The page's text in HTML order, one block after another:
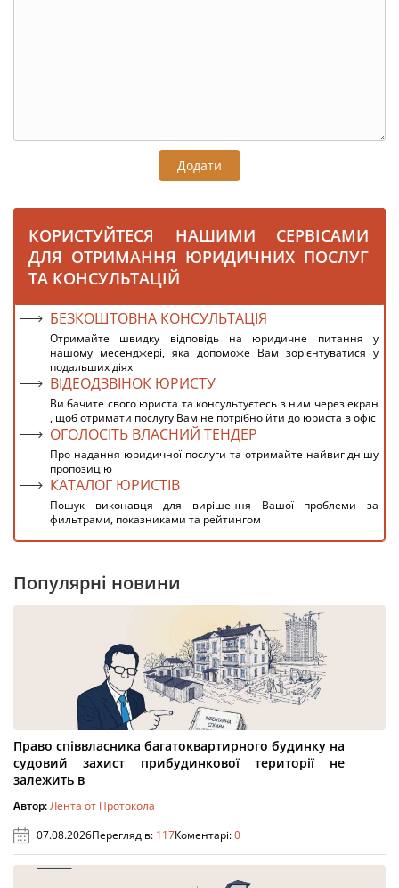
Додати
КОРИСТУЙТЕСЯ НАШИМИ СЕРВІСАМИ
ДЛЯ ОТРИМАННЯ ЮРИДИЧНИХ ПОСЛУГ
ТА КОНСУЛЬТАЦІЙ
БЕЗКОШТОВНА КОНСУЛЬТАЦІЯ
Отримайте швидку відповідь на юридичне питання у
нашому месенджері, яка допоможе Вам зорієнтуватися у
подальших діях
ВІДЕОДЗВІНОК ЮРИСТУ
Ви бачите свого юриста та консультуєтесь з ним через екран
, щоб отримати послугу Вам не потрібно йти до юриста в офіс
ОГОЛОСІТЬ ВЛАСНИЙ ТЕНДЕР
Про надання юридичної послуги та отримайте найвигіднішу
пропозицію
КАТАЛОГ ЮРИСТІВ
Пошук виконавця для вирішення Вашої проблеми за
фильтрами, показниками та рейтингом
Популярні новини
Право співвласника багатоквартирного будинку на
судовий захист прибудинкової території не
залежить в
Автор:Лента от Протокола
07.08.2026Переглядів: 117Коментарі:0